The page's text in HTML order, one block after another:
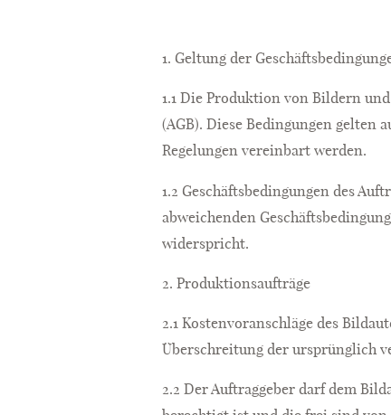
1. Geltung der
1.1 Die Produktion von Bildern
(AGB). Diese Bedingungen
Regelungen vereinbart werden.
1.2 Geschäftsbedingungen des
abweichenden
widerspricht.
2. Produktionsaufträge
2.1 Kostenvoranschläge des
Überschreitung der ursprünglich
2.2 Der Auftraggeber darf dem